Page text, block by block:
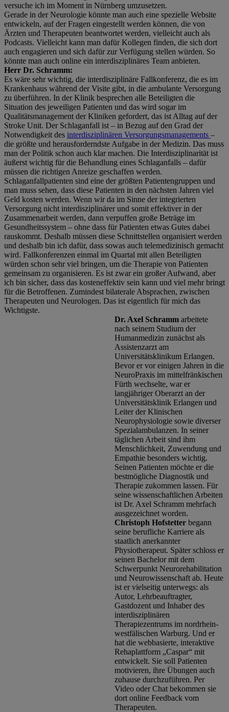
versuche ich im Moment in Nürnberg umzusetzen.
Gerade in der Neurologie könnte man auch eine spezielle Website
entwickeln, auf der Fragen eingestellt werden können, die von
Ärzten und Therapeuten beantwortet werden, vielleicht auch als
Podcasts. Vielleicht kann man dafür Kollegen finden, die sich dort
auch engagieren und sich dafür zur Verfügung stellen würden. So
könnte man auch online ein interdisziplinäres Team anbieten.
Herr Dr. Schramm:
Es wäre sehr wichtig, die interdisziplinäre Fallkonferenz, die es im
Krankenhaus während der Visite gibt, in die ambulante Versorgung
zu überführen. In der Klinik besprechen alle Beteiligten die
Situation des jeweiligen Patienten und das wird sogar im
Qualitätsmanagement der Kliniken gefordert, das ist Alltag auf der
Stroke Unit. Der Schlaganfall ist – in Bezug auf den Grad der
Notwendigkeit des interdisziplinären Versorgungsmanagements –
die größte und herausforderndste Aufgabe in der Medizin. Das muss
man der Politik schon auch klar machen. Die Interdisziplinarität ist
äußerst wichtig für die Behandlung eines Schlaganfalls – dafür
müssen die richtigen Anreize geschaffen werden.
Schlaganfallpatienten sind eine der größten Patientengruppen und
man muss sehen, dass diese Patienten in den nächsten Jahren viel
Geld kosten werden. Wenn wir da im Sinne der integrierten
Versorgung nicht interdisziplinärer und somit effektiver in der
Zusammenarbeit werden, dann verpuffen große Beträge im
Gesundheitssystem – ohne dass für Patienten etwas Gutes dabei
rauskommt. Deshalb müssen diese Schnittstellen organisiert werden
und deshalb bin ich dafür, dass sowas auch telemedizinisch gemacht
wird. Fallkonferenzen einmal im Quartal mit allen Beteiligten
würden schon sehr viel bringen, um die Therapie von Patienten
gemeinsam zu organisieren. Es ist zwar ein großer Aufwand, aber
ich bin sicher, dass das kosteneffektiv sein kann und viel mehr bringt
für die Betroffenen. Zumindest bilaterale Absprachen, zwischen
Therapeuten und Neurologen. Das ist eigentlich für mich das
Wichtigste.
Dr. Axel Schramm arbeitete
nach seinem Studium der
Humanmedizin zunächst als
Assistenzarzt am
Universitätsklinikum Erlangen.
Bevor er vor einigen Jahren in die
NeuroPraxis im mittelfränkischen
Fürth wechselte, war er
langjähriger Oberarzt an der
Universitätsklinik Erlangen und
Leiter der Klinischen
Neurophysiologie sowie diverser
Spezialambulanzen. In seiner
täglichen Arbeit sind ihm
Menschlichkeit, Zuwendung und
Empathie besonders wichtig.
Seinen Patienten möchte er die
bestmögliche Diagnostik und
Therapie zukommen lassen. Für
seine wissenschaftlichen Arbeiten
ist Dr. Axel Schramm mehrfach
ausgezeichnet worden.
Christoph Hofstetter begann
seine berufliche Karriere als
staatlich anerkannter
Physiotherapeut. Später schloss er
seinen Bachelor mit dem
Schwerpunkt Neurorehabilitation
und Neurowissenschaft ab. Heute
ist er vielseitig unterwegs: als
Autor, Lehrbeauftragter,
Gastdozent und Inhaber des
interdisziplinären
Therapiezentrums im nordrhein-
westfälischen Warburg. Und er
hat die webbasierte, interaktive
Rehaplattform „Caspar“ mit
entwickelt. Sie soll Patienten
motivieren, ihre Übungen auch
zuhause durchzuführen. Per
Video oder Chat bekommen sie
dort online Feedback vom
Therapeuten.